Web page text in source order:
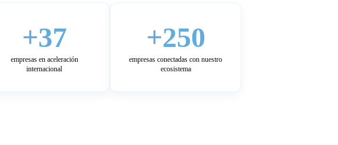
+37
empresas en aceleración
internacional
+250
empresas conectadas con nuestro
ecosistema